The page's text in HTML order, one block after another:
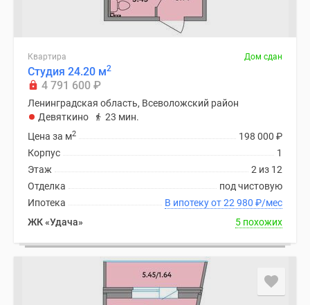
Квартира Дом сдан
Студия 24.20 м2
4 791 600 ₽
Ленинградская область, Всеволожский район
Девяткино
23 мин.
198 000 ₽
Цена за м2
1
Корпус
2 из 12
Этаж
под чистовую
Отделка
В ипотеку от 22 980 ₽/мес
Ипотека
ЖК «Удача»
5 похожих